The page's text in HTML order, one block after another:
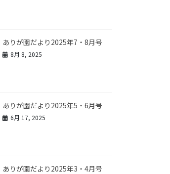
ありが園だより2025年7・8月号
8月 8, 2025
ありが園だより2025年5・6月号
6月 17, 2025
ありが園だより2025年3・4月号